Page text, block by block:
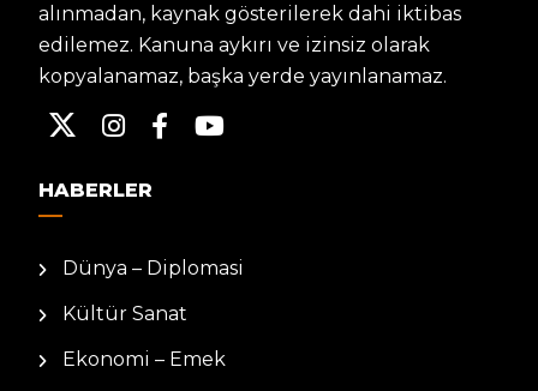
alınmadan, kaynak gösterilerek dahi iktibas
edilemez. Kanuna aykırı ve izinsiz olarak
kopyalanamaz, başka yerde yayınlanamaz.
HABERLER
Dünya – Diplomasi
Kültür Sanat
Ekonomi – Emek